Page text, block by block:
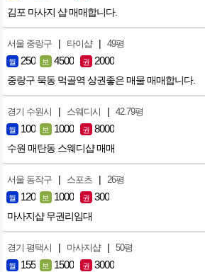
김포 마사지 샵 매매합니다.
서울 중랑구 | 타이샵 | 49평
월 250 보 4500 권 2000
중랑구 묵동 먹골역 상권좋은 매물 매매합니다.
경기 수원시 | 스웨디시 | 42.79평
월 100 보 1000 권 8000
수원 매탄동 스웨디샵 매매
서울 동작구 | 스포츠 | 26평
월 120 보 1000 권 300
마사지샵 무권리임대
경기 평택시 | 마사지샵 | 50평
월 155 보 1500 권 3000